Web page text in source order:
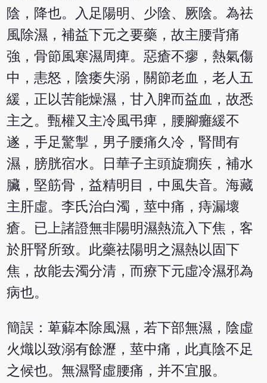
陰，降也。入足陽明、少陰、厥陰。為祛
風除濕，補益下元之要藥，故主腰背痛
強，骨節風寒濕周痺。惡瘡不瘳，熱氣傷
中，恚怒，陰痿失溺，關節老血，老人五
緩，正以苦能燥濕，甘入脾而益血，故悉
主之。甄權又主冷風弔痺，腰腳癱緩不
遂，手足驚掣，男子腰痛久冷，腎間有
濕，膀胱宿水。日華子主頭旋癇疾，補水
臟，堅筋骨，益精明目，中風失音。海藏
主肝虛。李氏治白濁，莖中痛，痔漏壞
瘡。已上諸證無非陽明濕熱流入下焦，客
於肝腎所致。此藥祛陽明之濕熱以固下
焦，故能去濁分清，而療下元虛冷濕邪為
病也。
簡誤：萆薢本除風濕，若下部無濕，陰虛
火熾以致溺有餘瀝，莖中痛，此真陰不足
之候也。無濕腎虛腰痛，并不宜服。